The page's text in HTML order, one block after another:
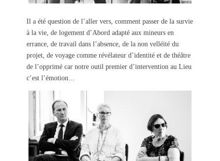
Il a été question de l’aller vers, comment passer de la survie
à la vie, de logement d’Abord adapté aux mineurs en
errance, de travail dans l’absence, de la non velléité du
projet, de voyage comme révélateur d’identité et de théâtre
de l’opprimé car notre outil premier d’intervention au Lieu
c’est l’émotion…